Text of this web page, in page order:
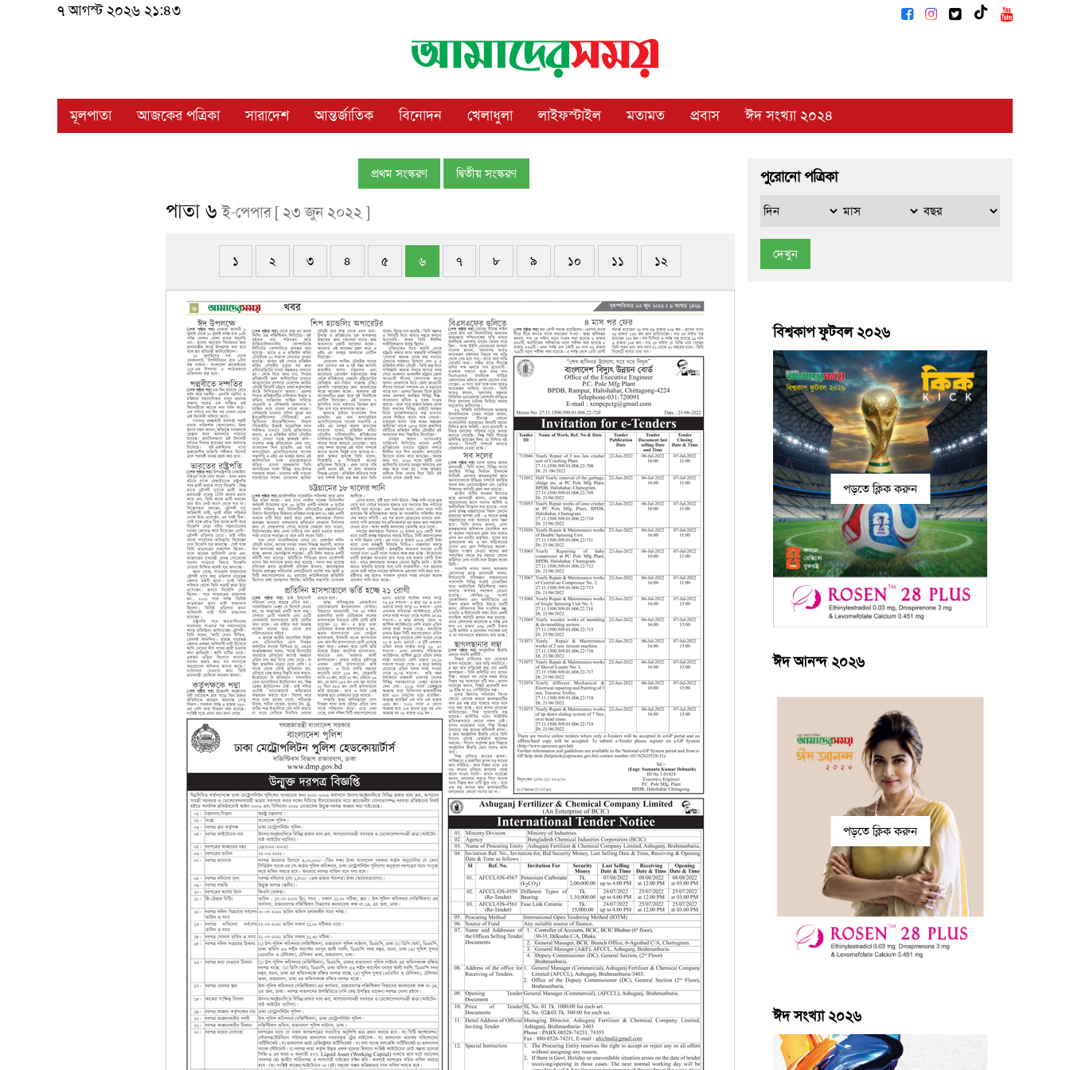
৭ আগস্ট ২০২৬ ২১:৪৩
মূলপাতা আজকের পত্রিকা সারাদেশ আন্তর্জাতিক বিনোদন খেলাধুলা লাইফস্টাইল মতামত প্রবাস ঈদ সংখ্যা ২০২৪
পুরোনো পত্রিকা
দেখুন
বিশ্বকাপ ফুটবল ২০২৬
পড়তে ক্লিক করুন
ঈদ আনন্দ ২০২৬
পড়তে ক্লিক করুন
ঈদ সংখ্যা ২০২৬
প্রথম সংস্করণ দ্বিতীয় সংস্করণ
পাতা ৬ই-পেপার [ ২৩ জুন ২০২২ ]
১ ২ ৩ ৪ ৫ ৬ ৭ ৮ ৯ ১০ ১১ ১২